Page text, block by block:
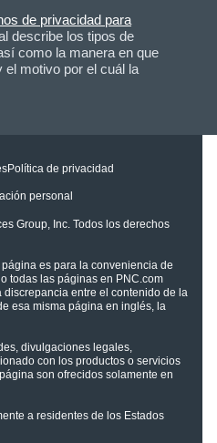
de privacidad para
describe los tipos de
como la manera en que
el motivo por el cuál la
Política de privacidad
personal
Group, Inc. Todos los derechos
es para la conveniencia de
todas las páginas en PNC.com
entre el contenido de la
esa misma página en inglés, la
divulgaciones legales,
con los productos o servicios
son ofrecidos solamente en
a residentes de los Estados